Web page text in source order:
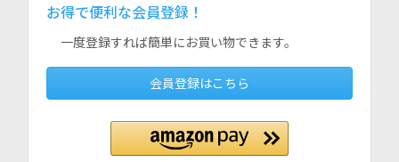
お得で便利な会員登録！
一度登録すれば簡単にお買い物できます。
会員登録はこちら